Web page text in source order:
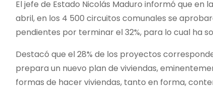
El jefe de Estado Nicolás Maduro informó que en
abril, en los 4 500 circuitos comunales se
pendientes por terminar el 32%, para lo cual ha
Destacó que el 28% de los proyectos
prepara un nuevo plan de viviendas,
formas de hacer viviendas, tanto en forma,